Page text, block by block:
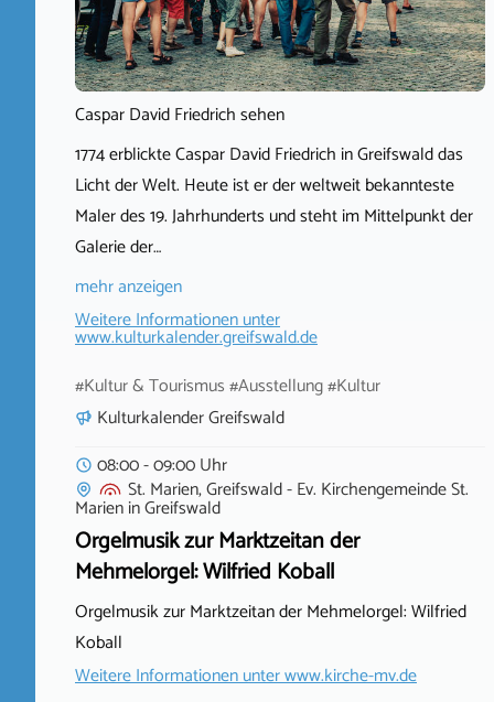
Caspar David Friedrich sehen
1774 erblickte Caspar David Friedrich in Greifswald das
Licht der Welt. Heute ist er der weltweit bekannteste
Maler des 19. Jahrhunderts und steht im Mittelpunkt der
Galerie der…
mehr anzeigen
Weitere Informationen unter
www.kulturkalender.greifswald.de
#Kultur & Tourismus #Ausstellung #Kultur
Kulturkalender Greifswald
08:00 - 09:00 Uhr
St. Marien, Greifswald - Ev. Kirchengemeinde St.
MarieninGreifswald
Orgelmusik zur Marktzeitan der
Mehmelorgel: Wilfried Koball
Orgelmusik zur Marktzeitan der Mehmelorgel: Wilfried
Koball
Weitere Informationen unterwww.kirche-mv.de